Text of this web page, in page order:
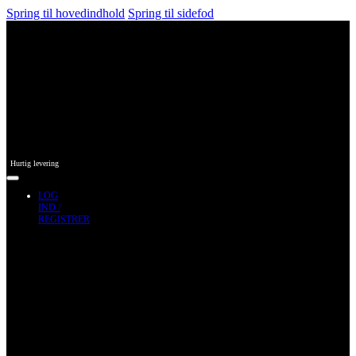
Spring til hovedindhold Spring til sidefod
Hurtig levering
LOG
IND /
REGISTRER